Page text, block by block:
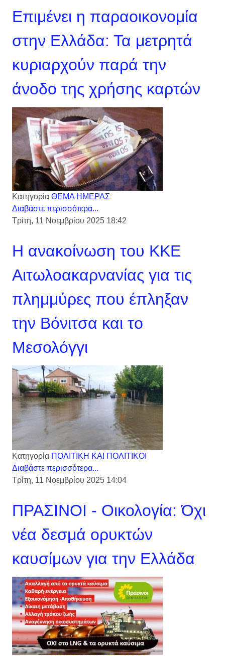
Επιμένει η παραοικονομία
στην Ελλάδα: Τα μετρητά
κυριαρχούν παρά την
άνοδο της χρήσης καρτών
Κατηγορία ΘΕΜΑ ΗΜΕΡΑΣ
Διαβάστε περισσότερα...
Τρίτη, 11 Νοεμβρίου 2025 18:42
Η ανακοίνωση του ΚΚΕ
Αιτωλοακαρνανίας για τις
πλημμύρες που έπληξαν
την Βόνιτσα και το
Μεσολόγγι
Κατηγορία ΠΟΛΙΤΙΚΗ ΚΑΙ ΠΟΛΙΤΙΚΟΙ
Διαβάστε περισσότερα...
Τρίτη, 11 Νοεμβρίου 2025 14:04
ΠΡΑΣΙΝΟΙ - Οικολογία: Όχι
νέα δεσμά ορυκτών
καυσίμων για την Ελλάδα